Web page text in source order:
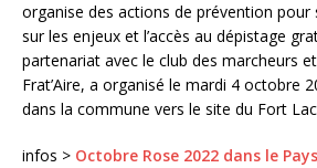
organise des actions de prévention pour
sur les enjeux et l’accès au dépistage
partenariat avec le club des marcheurs
Frat’Aire, a organisé le mardi 4 octobre
dans la commune vers le site du Fort
infos > Octobre Rose 2022 dans le